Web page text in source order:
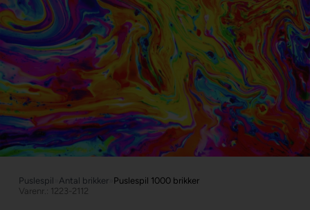
Puslespil Antal brikker Puslespil 1000 brikker
Varenr.: 1223-2112